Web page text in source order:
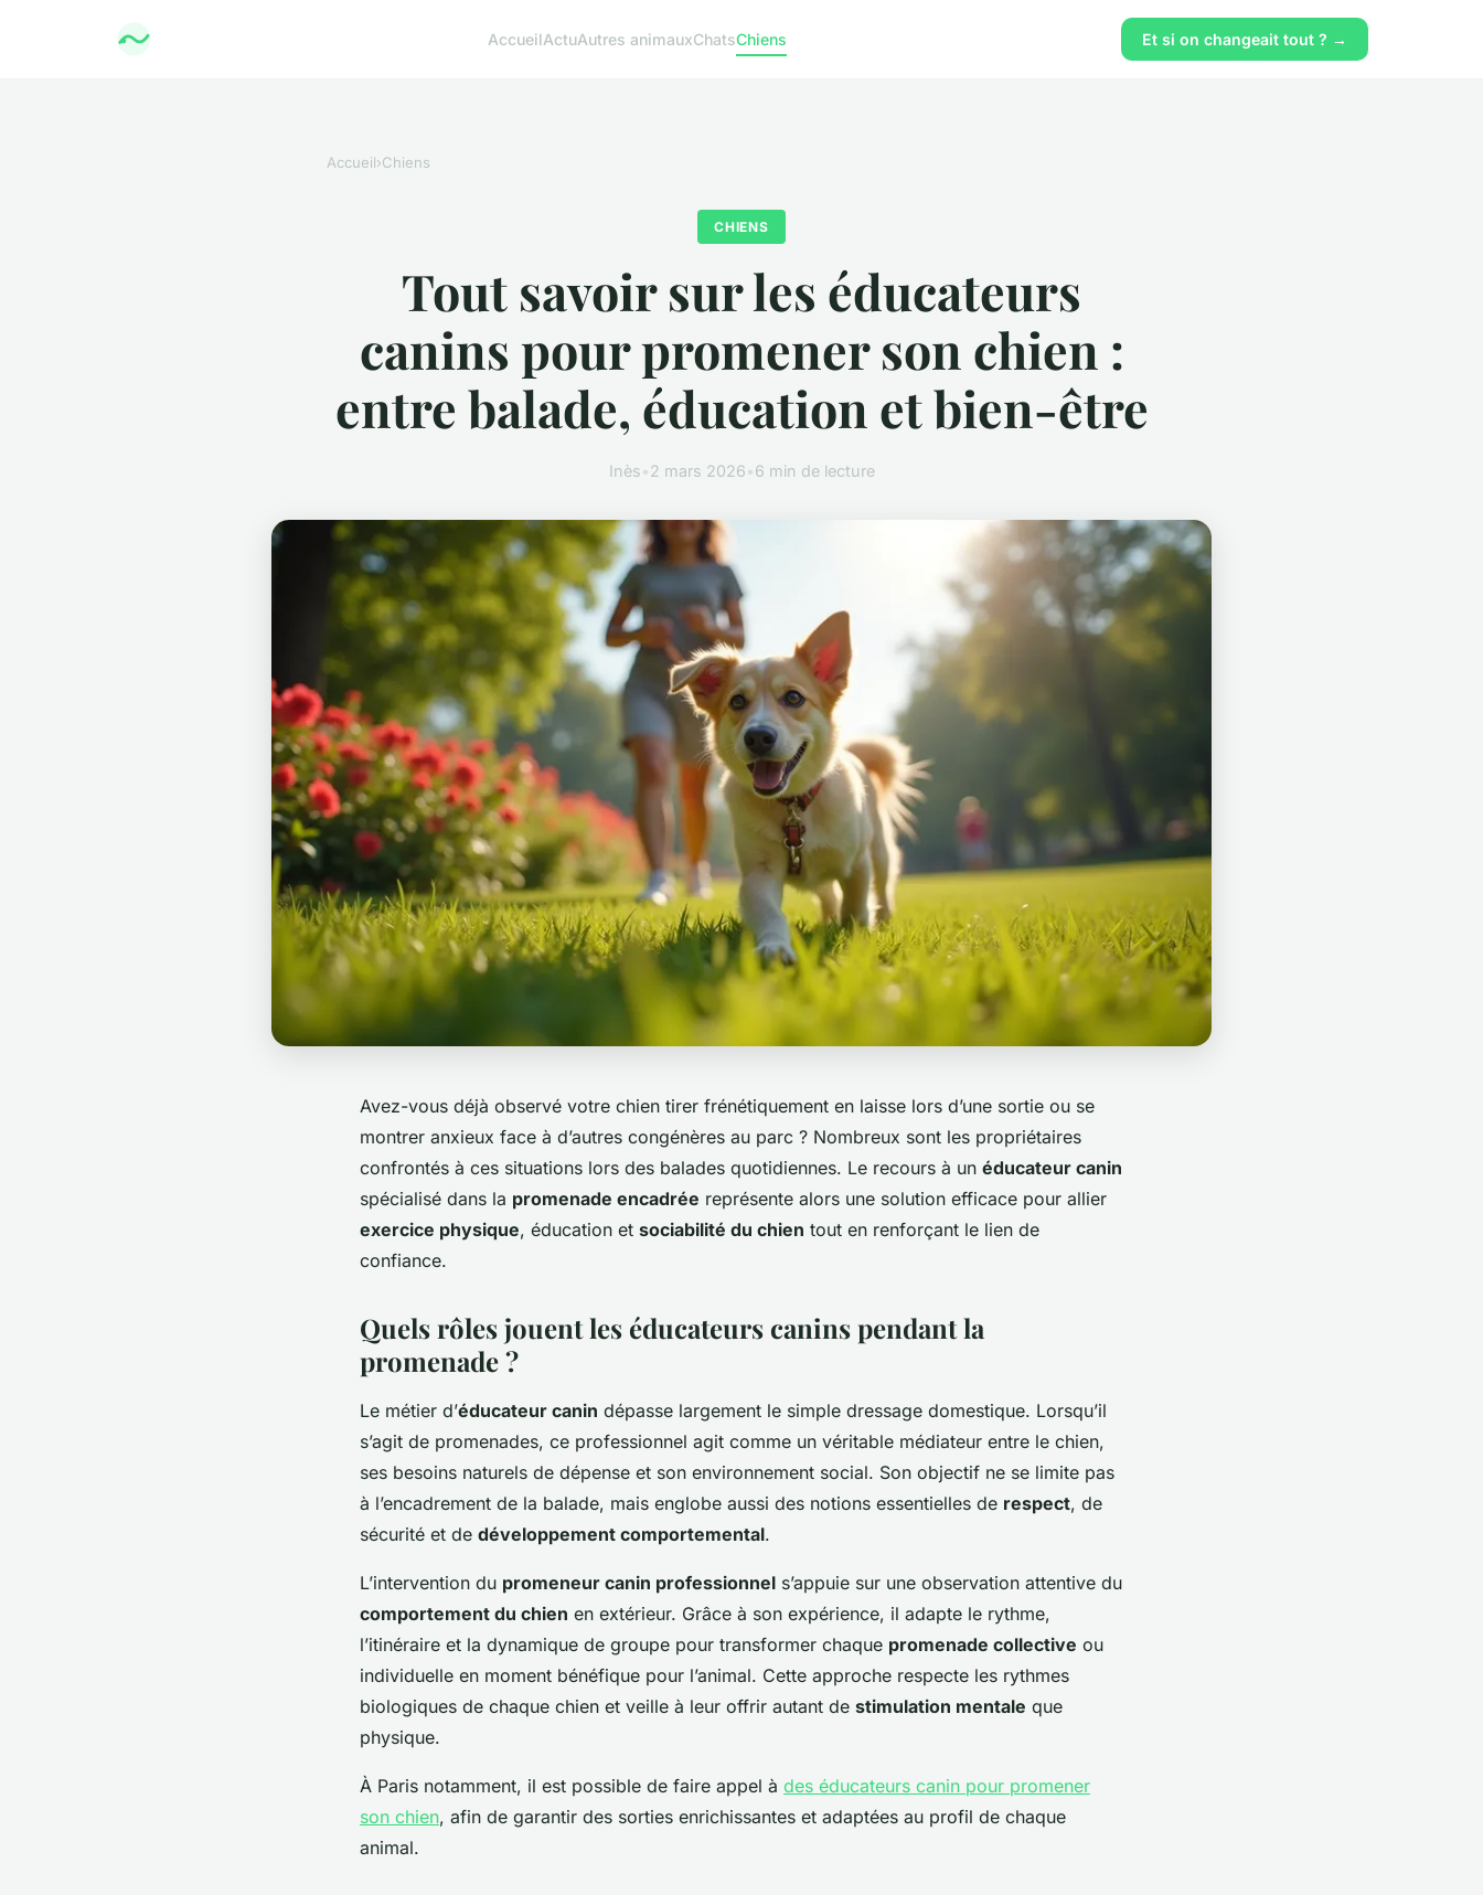
AccueilActuAutres animauxChatsChiens Et si on changeait tout ? →
Accueil›Chiens
CHIENS
Tout savoir sur les éducateurs
canins pour promener son chien :
entre balade, éducation et bien-être
Inès•2 mars 2026•6 min de lecture
Avez-vous déjà observé votre chien tirer frénétiquement en laisse lors d’une sortie ou se
montrer anxieux face à d’autres congénères au parc ? Nombreux sont les propriétaires
confrontés à ces situations lors des balades quotidiennes. Le recours à un éducateur canin
spécialisé dans la promenade encadrée représente alors une solution efficace pour allier
exercice physique, éducation et sociabilité du chien tout en renforçant le lien de
confiance.
Quels rôles jouent les éducateurs canins pendant la
promenade ?
Le métier d’éducateur canin dépasse largement le simple dressage domestique. Lorsqu’il
s’agit de promenades, ce professionnel agit comme un véritable médiateur entre le chien,
ses besoins naturels de dépense et son environnement social. Son objectif ne se limite pas
à l’encadrement de la balade, mais englobe aussi des notions essentielles de respect, de
sécurité et de développement comportemental.
L’intervention du promeneur canin professionnel s’appuie sur une observation attentive du
comportement du chien en extérieur. Grâce à son expérience, il adapte le rythme,
l’itinéraire et la dynamique de groupe pour transformer chaque promenade collective ou
individuelle en moment bénéfique pour l’animal. Cette approche respecte les rythmes
biologiques de chaque chien et veille à leur offrir autant de stimulation mentale que
physique.
À Paris notamment, il est possible de faire appel à des éducateurs canin pour promener
son chien, afin de garantir des sorties enrichissantes et adaptées au profil de chaque
animal.